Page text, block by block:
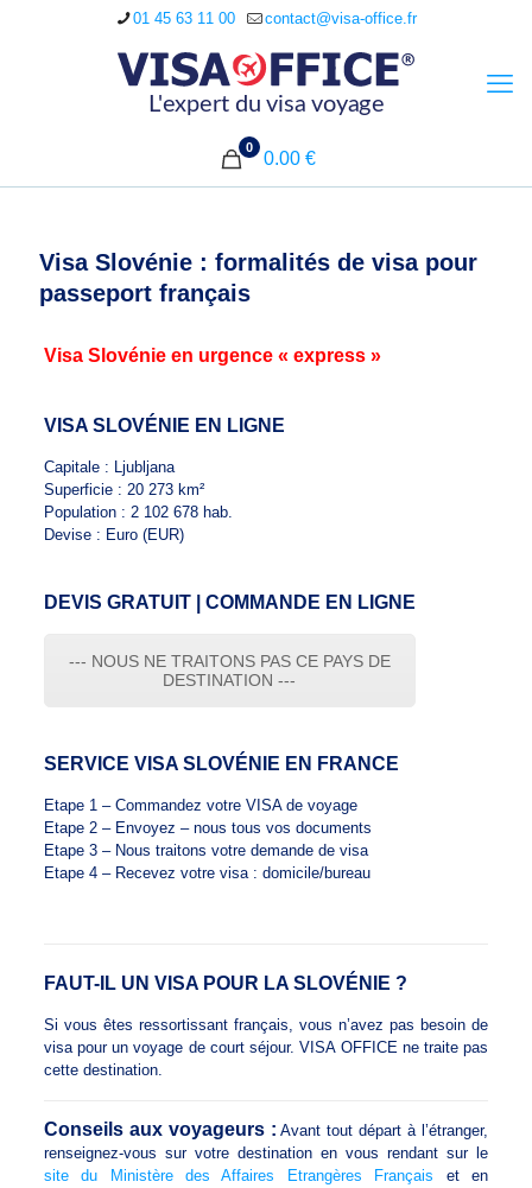
01 45 63 11 00 contact@visa-office.fr
0
0.00 €
Visa Slovénie : formalités de visa pour
passeport français
Visa Slovénie en urgence « express »
VISA SLOVÉNIE EN LIGNE
Capitale : Ljubljana
Superficie : 20 273 km²
Population : 2 102 678 hab.
Devise : Euro (EUR​)
DEVIS GRATUIT | COMMANDE EN LIGNE
--- NOUS NE TRAITONS PAS CE PAYS DE
DESTINATION ---
SERVICE VISA SLOVÉNIE EN FRANCE
Etape 1 – Commandez votre VISA de voyage
Etape 2 – Envoyez – nous tous vos documents
Etape 3 – Nous traitons votre demande de visa
Etape 4 – Recevez votre visa : domicile/bureau
FAUT-IL UN VISA POUR LA SLOVÉNIE ?
Si vous êtes ressortissant français, vous n’avez pas besoin de
visa pour un voyage de court séjour. VISA OFFICE ne traite pas
cette destination.
Conseils aux voyageurs : Avant tout départ à l’étranger,
renseignez-vous sur votre destination en vous rendant sur le
site du Ministère des Affaires Etrangères Français et en